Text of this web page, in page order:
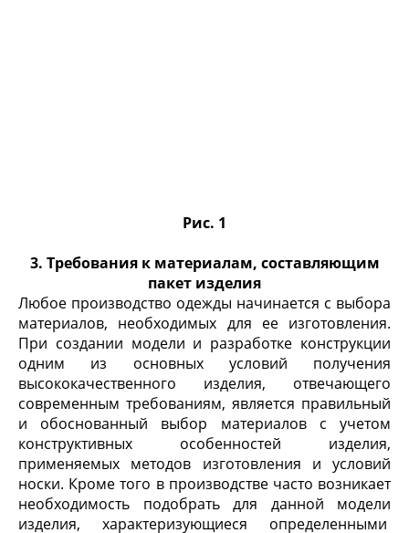
Рис. 1
3. Требования к материалам, составляющим
пакет изделия
Любое производство одежды начинается с выбора
материалов, необходимых для ее изготовления.
При создании модели и разработке конструкции
одним из основных условий получения
высококачественного изделия, отвечающего
современным требованиям, является правильный
и обоснованный выбор материалов с учетом
конструктивных особенностей изделия,
применяемых методов изготовления и условий
носки. Кроме того в производстве часто возникает
необходимость подобрать для данной модели
изделия, характеризующиеся определенными